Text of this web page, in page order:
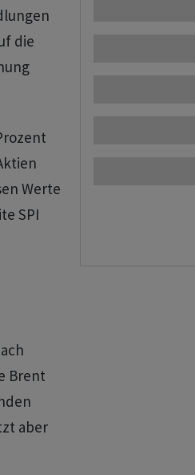
die
Werte
SPI
Brent
aber